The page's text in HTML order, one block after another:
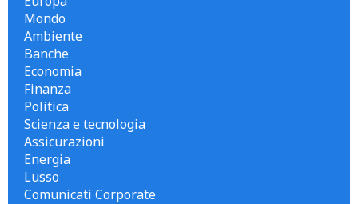
Mondo
Ambiente
Banche
Economia
Finanza
Politica
Scienza e tecnologia
Assicurazioni
Energia
Lusso
Comunicati Corporate